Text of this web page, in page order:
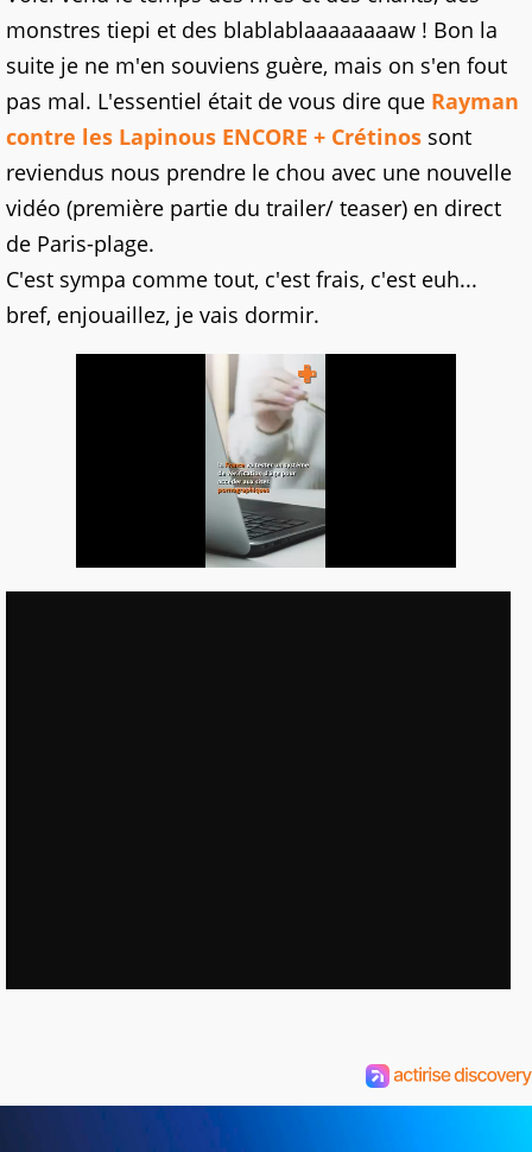
monstres tiepi et des blablablaaaaaaaaw ! Bon la
suite je ne m'en souviens guère, mais on s'en fout
pas mal. L'essentiel était de vous dire que Rayman
contre les Lapinous ENCORE + Crétinos sont
reviendus nous prendre le chou avec une nouvelle
vidéo (première partie du trailer/ teaser) en direct
de Paris-plage.
C'est sympa comme tout, c'est frais, c'est euh...
bref, enjouaillez, je vais dormir.